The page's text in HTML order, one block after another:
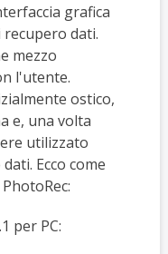
grafica
dati.
mezzo
l'utente.
ostico,
e, una volta
utilizzato
Ecco come
per PC: